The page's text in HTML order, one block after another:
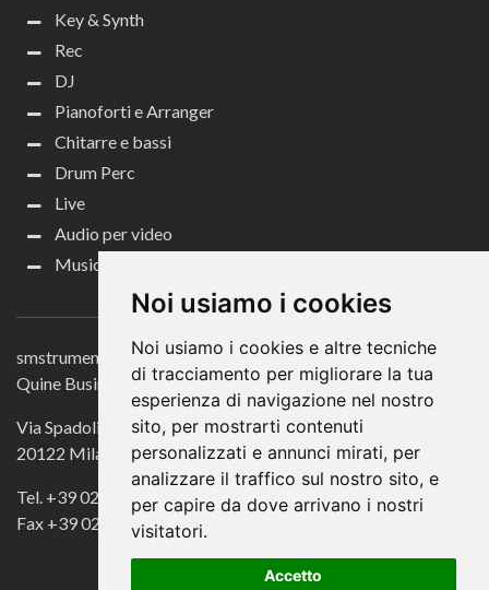
Noi usiamo i cookies
Noi usiamo i cookies e altre tecniche
di tracciamento per migliorare la tua
esperienza di navigazione nel nostro
sito, per mostrarti contenuti
personalizzati e annunci mirati, per
analizzare il traffico sul nostro sito, e
per capire da dove arrivano i nostri
visitatori.
Accetto
Key & Synth
Rec
DJ
Pianoforti e Arranger
Chitarre e bassi
Drum Perc
Live
Audio per video
Music Life
CONTATTACI
smstrumentimusicali.it
Quine Business Publisher
Via Spadolini 7
20122 Milano
Tel. +39 02 49756990
Fax +39 02 72016740